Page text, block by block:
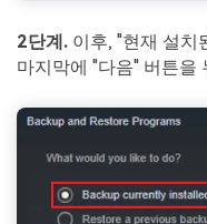
2단계. 이후, "현재 설치
마지막에 "다음" 버튼을